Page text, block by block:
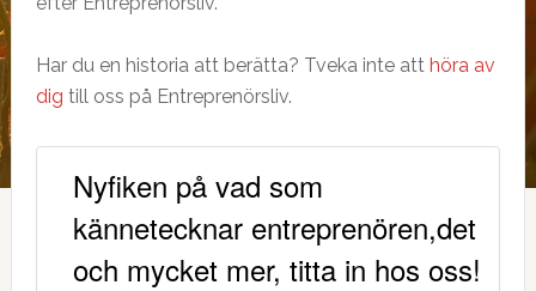
Har du en historia att berätta? Tveka inte att höra av
dig till oss på Entreprenörsliv.
Nyfiken på vad som
kännetecknar entreprenören,det
och mycket mer, titta in hos oss!